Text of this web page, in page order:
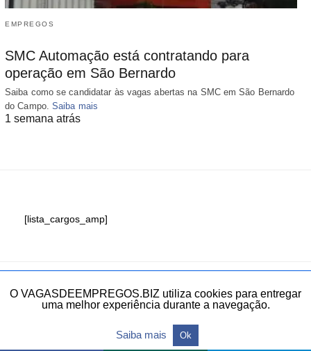
EMPREGOS
SMC Automação está contratando para
operação em São Bernardo
Saiba como se candidatar às vagas abertas na SMC em São Bernardo
do Campo. Saiba mais
1 semana atrás
[lista_cargos_amp]
Fale conosco
O VAGASDEEMPREGOS.BIZ utiliza cookies para entregar
uma melhor experiência durante a navegação.
Saiba mais Ok